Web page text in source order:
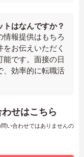
トはなんですか？
情報提供はもちろ
お伝えいただく
能です。面接の日
、効率的に転職活
せはこちら
い合わせではありませんの